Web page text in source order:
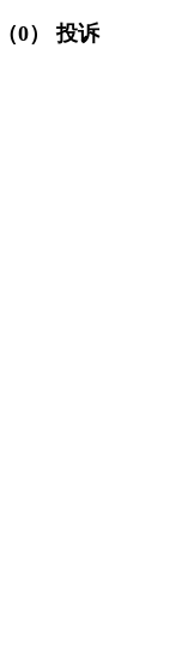
0） 投诉